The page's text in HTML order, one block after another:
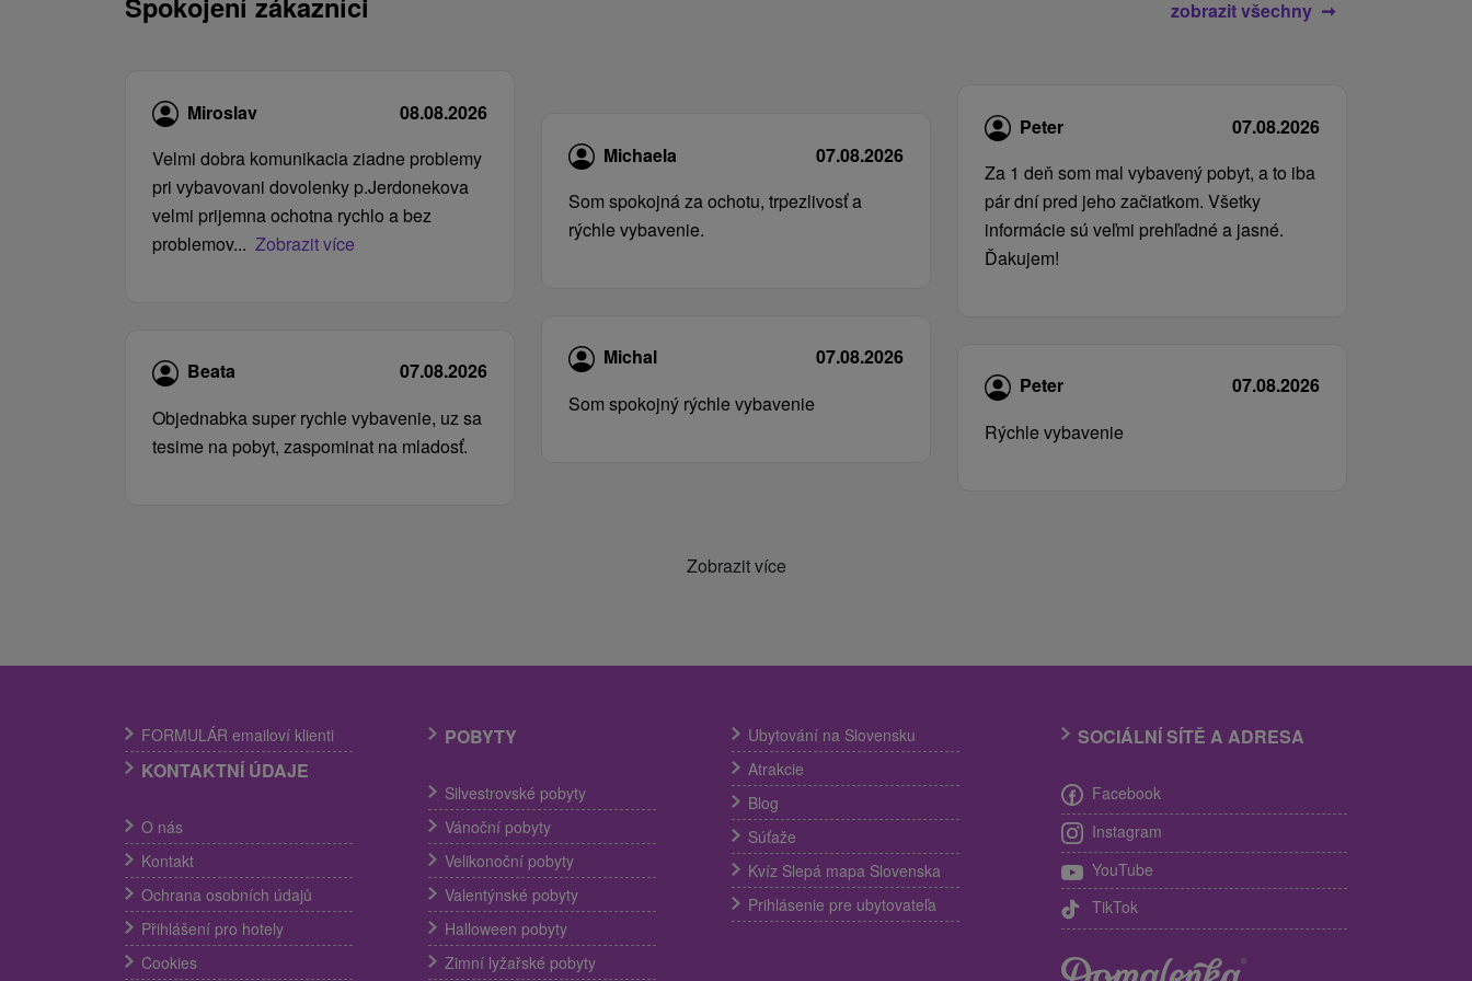
zobrazit všechny
Miroslav
08.08.2026
Velmi dobra komunikacia ziadne problemy
pri vybavovani dovolenky p.Jerdonekova
velmi prijemna ochotna rychlo a bez
problemov... Zobrazit více
Beata
07.08.2026
Objednabka super rychle vybavenie, uz sa
tesime na pobyt, zaspominat na mladosť.
Michaela
07.08.2026
Som spokojná za ochotu, trpezlivosť a
rýchle vybavenie.
Michal
07.08.2026
Som spokojný rýchle vybavenie
Peter
07.08.2026
Za 1 deň som mal vybavený pobyt, a to iba
pár dní pred jeho začiatkom. Všetky
informácie sú veľmi prehľadné a jasné.
Ďakujem!
Peter
07.08.2026
Rýchle vybavenie
Zobrazit více
FORMULÁR emailoví klienti
KONTAKTNÍ ÚDAJE
O nás
Kontakt
Ochrana osobních údajů
Přihlášení pro hotely
Cookies
POBYTY
Silvestrovské pobyty
Vánoční pobyty
Velikonoční pobyty
Valentýnské pobyty
Halloween pobyty
Zimní lyžařské pobyty
Ubytování na Slovensku
Atrakcie
Blog
Súťaže
Kvíz Slepá mapa Slovenska
Prihlásenie pre ubytovateľa
SOCIÁLNÍ SÍTĚ A ADRESA
Facebook
Instagram
YouTube
TikTok